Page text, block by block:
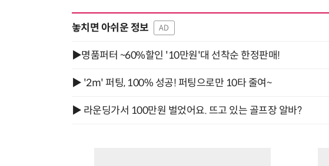
놓치면 아쉬운 정보 AD
▶명품퍼터 ~60%할인 '10만원'대 선착순 한정판매!
▶ '2m' 퍼팅, 100% 성공! 퍼팅으로만 10타 줄여~
▶ 라운딩가서 100만원 벌었어요. 뜨고 있는 골프장 알바?